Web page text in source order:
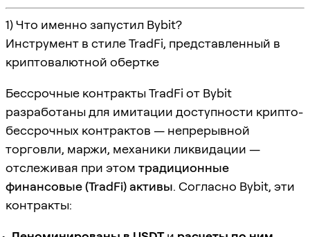
1) Что именно запустил Bybit?
Инструмент в стиле TradFi, представленный в
криптовалютной обертке
Бессрочные контракты TradFi от Bybit
разработаны для имитации доступности крипто-
бессрочных контрактов — непрерывной
торговли, маржи, механики ликвидации —
отслеживая при этом традиционные
финансовые (TradFi) активы. Согласно Bybit, эти
контракты: